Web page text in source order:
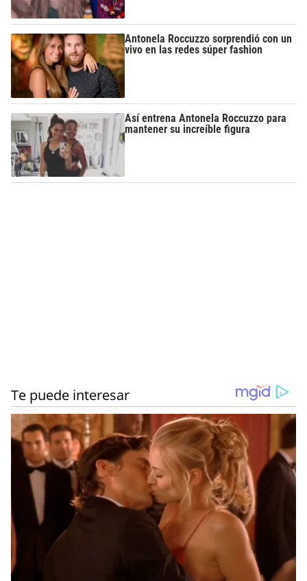
Antonela Roccuzzo sorprendió con un
vivo en las redes súper fashion
Así entrena Antonela Roccuzzo para
mantener su increíble figura